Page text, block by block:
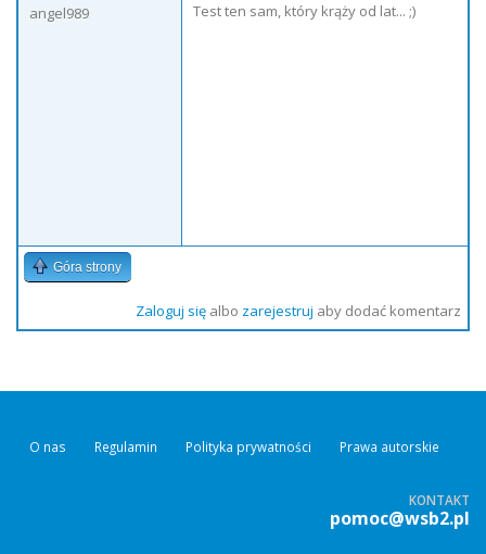
angel989
Test ten sam, który krąży od lat... ;)
Góra strony
Zaloguj sięalbo zarejestruj aby dodać komentarz
O nas Regulamin Polityka prywatności Prawa autorskie
KONTAKT
pomoc@wsb2.pl